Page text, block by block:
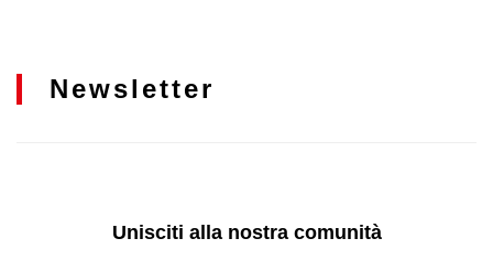
Newsletter
Unisciti alla nostra comunità